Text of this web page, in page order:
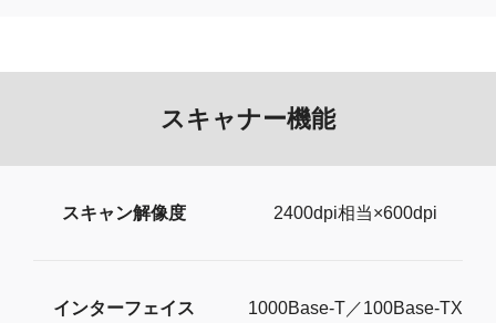
スキャナー機能
スキャン解像度 2400dpi相当×600dpi
インターフェイス
1000Base-T／100Base-TX